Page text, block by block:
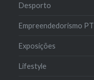
Desporto
Empreendedorismo PT
Exposições
Lifestyle